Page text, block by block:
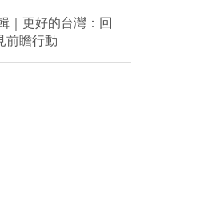
｜更好的台灣：回
前瞻行動